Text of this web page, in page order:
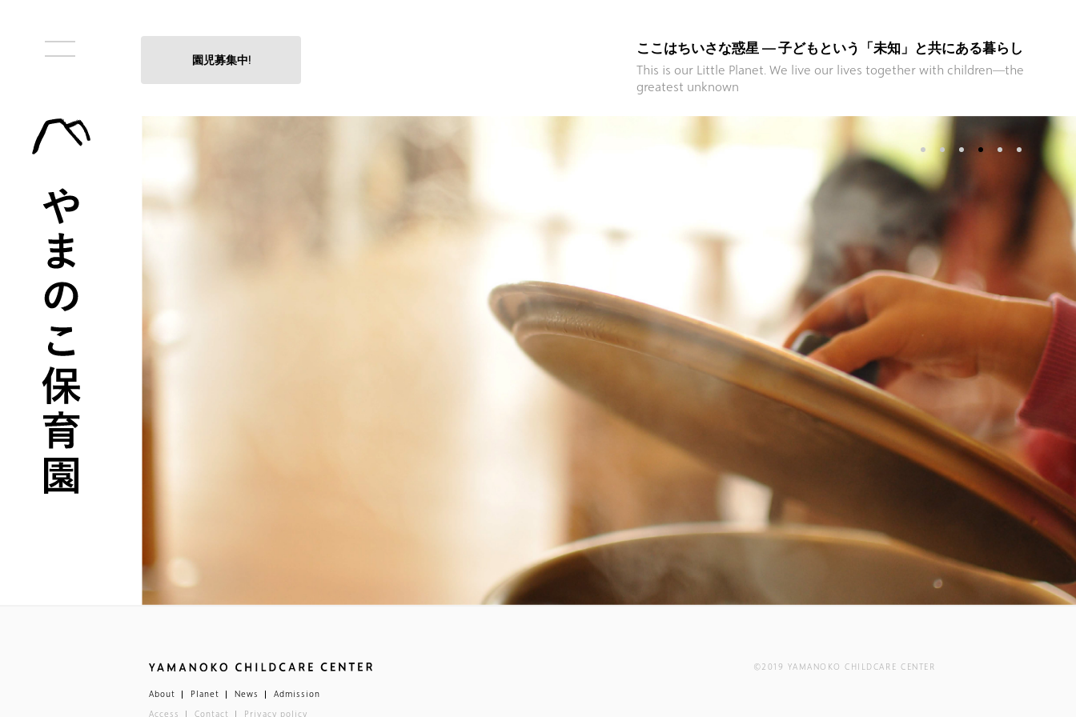
園児募集中!
ここはちいさな惑星 — 子どもという「未知」と共にある暮らし
This is our Little Planet. We live our lives together with children―the
greatest unknown
About Planet News Admission
Access Contact Privacy policy
©2019 YAMANOKO CHILDCARE CENTER